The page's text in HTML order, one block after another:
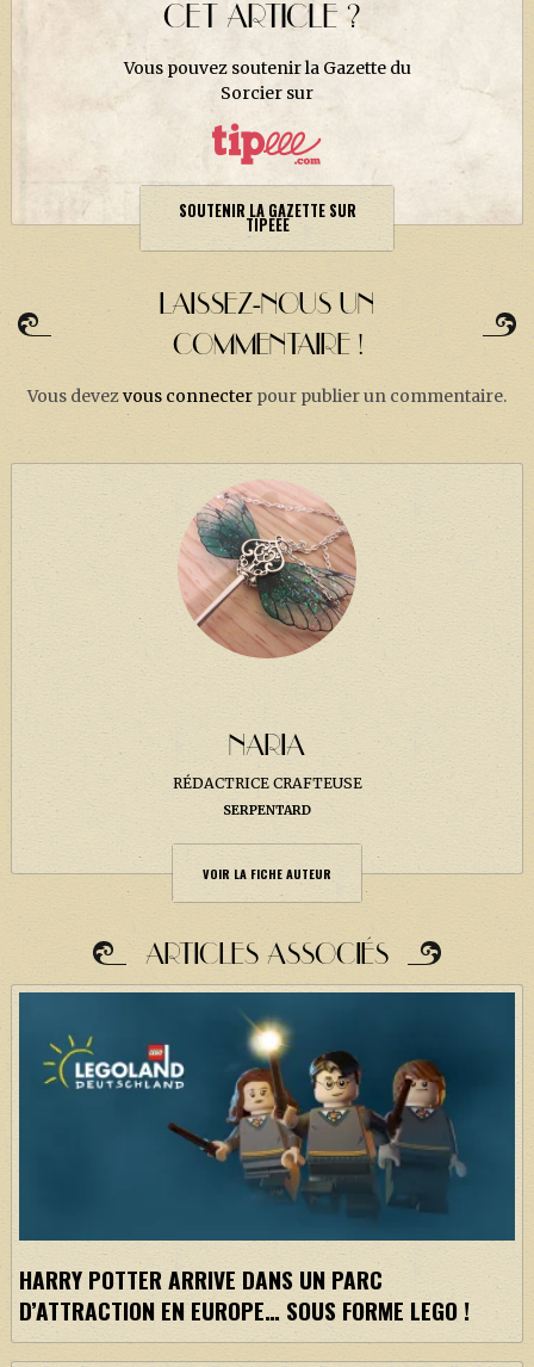
CET ARTICLE ?
Vous pouvez soutenir la Gazette du
Sorcier sur
SOUTENIR LA GAZETTE SUR
TIPEEE
LAISSEZ-NOUS UN
COMMENTAIRE !
Vous devezvous connecter pour publier un commentaire.
NARIA
RÉDACTRICE CRAFTEUSE
SERPENTARD
VOIR LA FICHE AUTEUR
ARTICLES ASSOCIÉS
HARRY POTTER ARRIVE DANS UN PARC
D’ATTRACTION EN EUROPE… SOUS FORME LEGO !